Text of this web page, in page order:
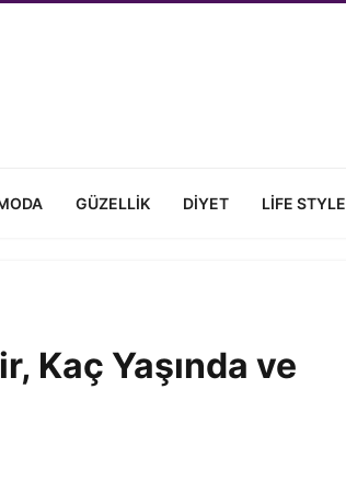
GÜZELLIK DIYET LIFE STYLE
Kaç Yaşında ve